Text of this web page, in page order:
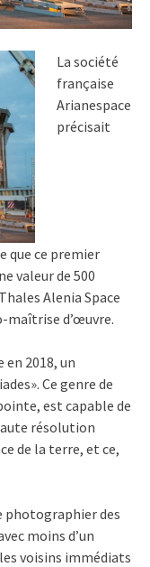
La société
française
Arianespace
précisait
que ce premier
valeur de 500
Alenia Space
maîtrise d’œuvre.
2018, un
Ce genre de
est capable de
résolution
de la terre, et ce,
photographier des
moins d’un
voisins immédiats